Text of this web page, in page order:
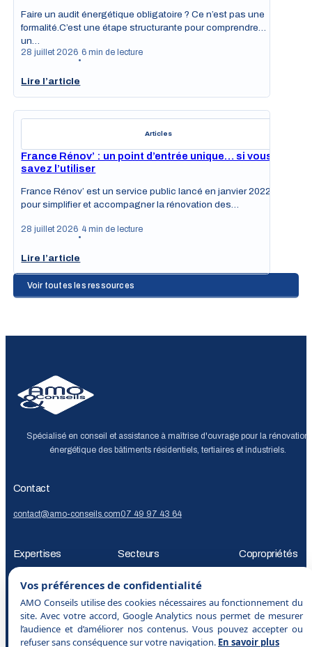
Faire un audit énergétique obligatoire ? Ce n’est pas une
formalité.C’est une étape structurante pour comprendre
un…
28 juillet 2026
•
6 min de lecture
Lire l’article
Articles
France Rénov’ : un point d’entrée unique… si vous
savez l’utiliser
France Rénov’ est un service public lancé en janvier 2022
pour simplifier et accompagner la rénovation des…
28 juillet 2026
•
4 min de lecture
Lire l’article
Voir toutes les ressources
Vos préférences de confidentialité
AMO Conseils utilise des cookies nécessaires au fonctionnement du
site. Avec votre accord, Google Analytics nous permet de mesurer
l’audience et d’améliorer nos contenus. Vous pouvez accepter ou
refuser sans conséquence sur votre navigation. En savoir plus
Spécialisé en conseil et assistance à maîtrise d'ouvrage pour la rénovation
énergétique des bâtiments résidentiels, tertiaires et industriels.
Contact
contact@amo-conseils.com07 49 97 43 64
Expertises
Audit énergétique
BACS Bilan
carboneFinancement
Secteurs
Copropriétés
Bailleurs
sociaux Collectivités Foncières
et investisseursImmobilier
commercialTertiaire et
Copropriétés
énergétique
Audit
énergétique
copropriétéDTG